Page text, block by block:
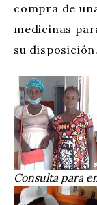
compra de
medicinas
su disposición.
Consulta para